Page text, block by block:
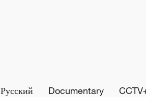
Русский Documentary